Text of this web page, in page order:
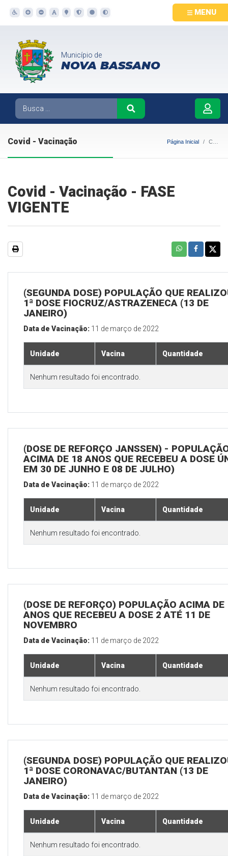
MENU
Município de
NOVA BASSANO
Covid - Vacinação Página Inicial Covid - Vacinação
Covid - Vacinação - FASE
VIGENTE
(SEGUNDA DOSE) POPULAÇÃO QUE
1ª DOSE FIOCRUZ/ASTRAZENECA (13 DE
JANEIRO)
Data de Vacinação: 11 de março de 2022
Unidade Vacina Quantidade
Nenhum resultado foi encontrado.
(DOSE DE REFORÇO JANSSEN) -
ACIMA DE 18 ANOS QUE RECEBEU A DOSE
EM 30 DE JUNHO E 08 DE JULHO)
Data de Vacinação: 11 de março de 2022
Unidade Vacina Quantidade
Nenhum resultado foi encontrado.
(DOSE DE REFORÇO) POPULAÇÃO ACIMA DE
ANOS QUE RECEBEU A DOSE 2 ATÉ 11 DE
NOVEMBRO
Data de Vacinação: 11 de março de 2022
Unidade Vacina Quantidade
Nenhum resultado foi encontrado.
(SEGUNDA DOSE) POPULAÇÃO QUE
1ª DOSE CORONAVAC/BUTANTAN (13 DE
JANEIRO)
Data de Vacinação: 11 de março de 2022
Unidade Vacina Quantidade
Nenhum resultado foi encontrado.